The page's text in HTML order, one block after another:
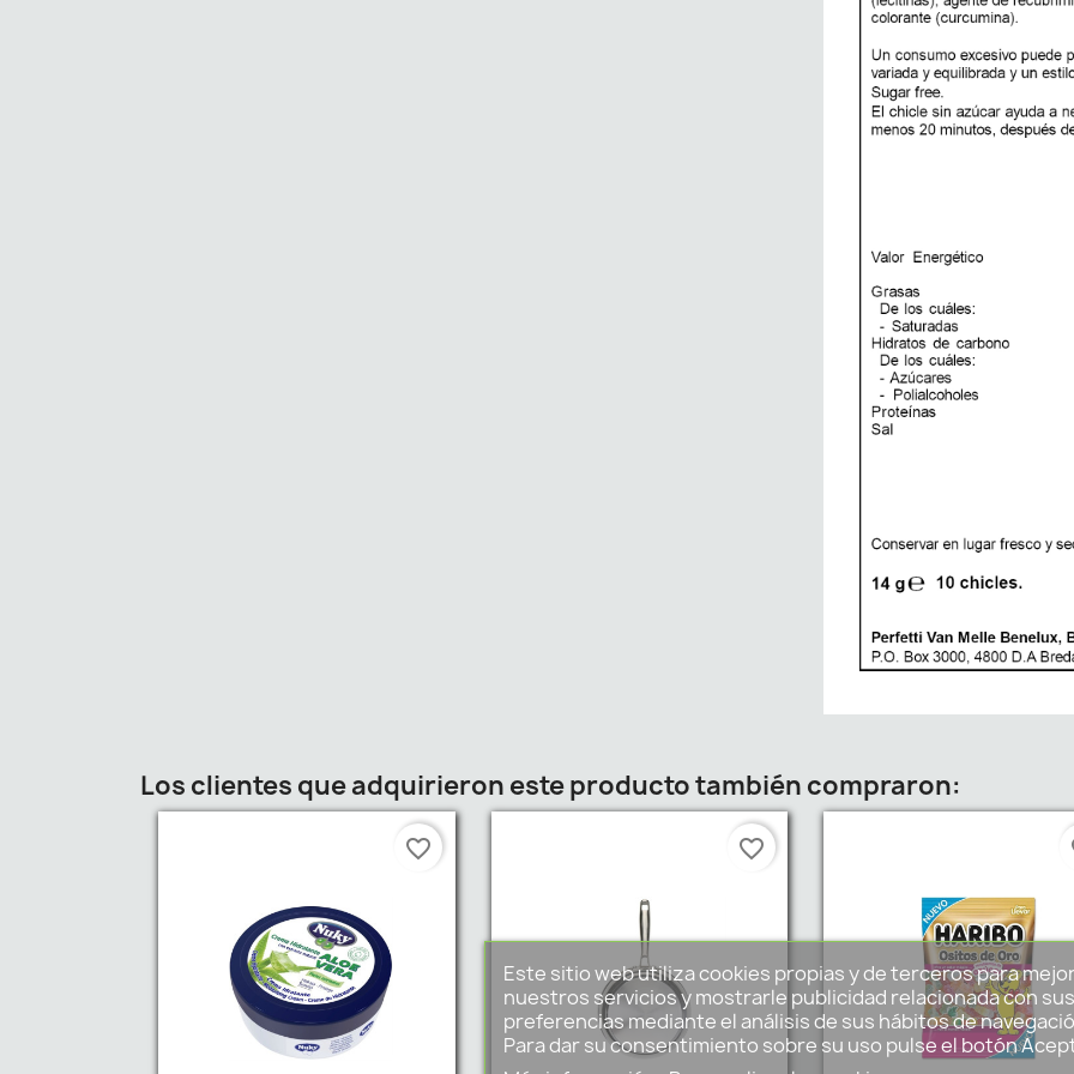
Este sitio web utiliza cookies propias y de terceros para
nuestros servicios y mostrarle publicidad relacionada con sus
preferencias mediante el análisis de sus hábitos de
Para dar su consentimiento sobre su uso pulse el botón
Los clientes que adquirieron este producto también compraron:
favorite_border favorite_border